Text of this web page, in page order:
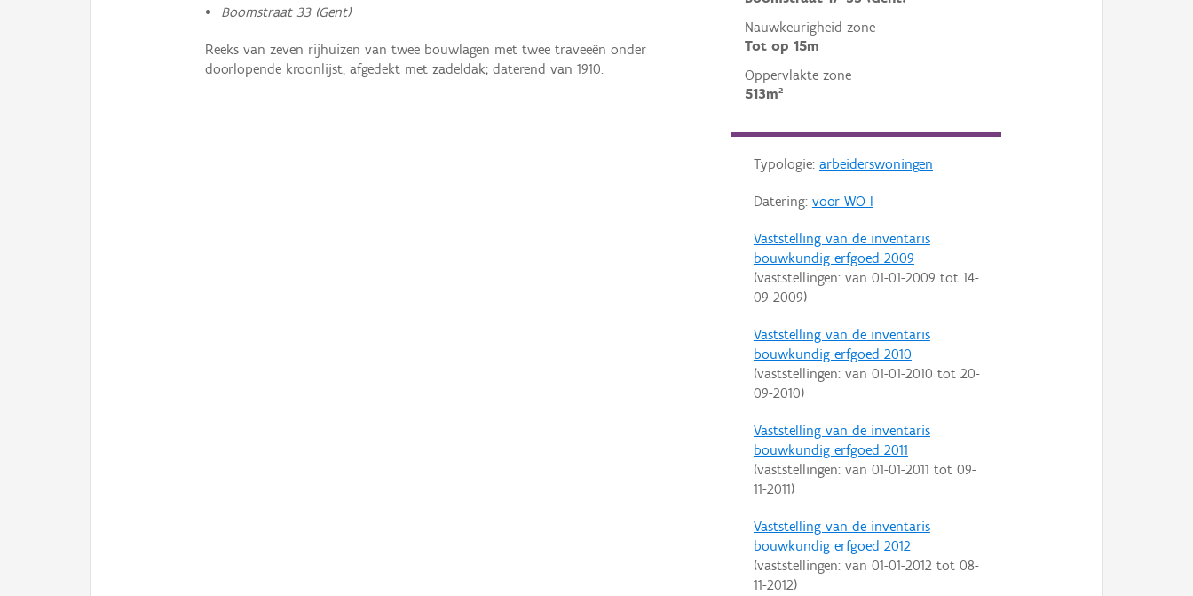
Nauwkeurigheid zone
Tot op 15m
Oppervlakte zone
513m²
Typologie: arbeiderswoningen
Datering: voor WO I
Vaststelling van de inventaris
bouwkundig erfgoed 2009
(vaststellingen: van 01-01-2009 tot 14-
09-2009)
Vaststelling van de inventaris
bouwkundig erfgoed 2010
(vaststellingen: van 01-01-2010 tot 20-
09-2010)
Vaststelling van de inventaris
bouwkundig erfgoed 2011
(vaststellingen: van 01-01-2011 tot 09-
11-2011)
Vaststelling van de inventaris
bouwkundig erfgoed 2012
(vaststellingen: van 01-01-2012tot 08-
11-2012)
Boomstraat 33 (Gent)
Reeks van zeven rijhuizen van twee bouwlagen met twee traveeën onder
doorlopende kroonlijst, afgedekt met zadeldak; daterend van 1910.